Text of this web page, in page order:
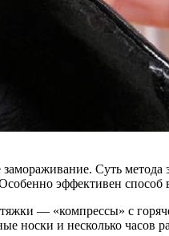
замораживание. Суть
эффективен
— «компрессы» с
носки и несколько часов